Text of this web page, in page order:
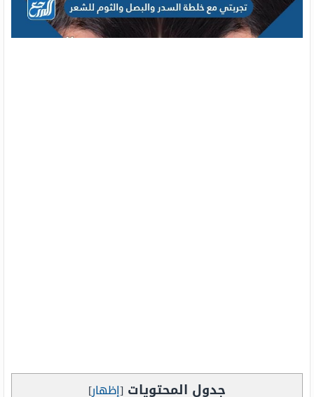
جدول المحتويات [إظهار]